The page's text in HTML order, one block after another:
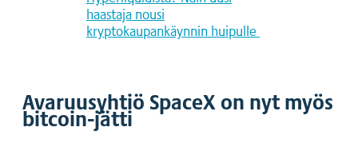
haastaja nousi
kryptokaupankäynnin huipulle
Avaruusyhtiö SpaceX on nyt myös
bitcoin-jätti